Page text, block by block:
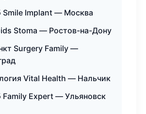
Implant — Москва
Stoma — Ростов-на-Дону
Surgery Family —
Vital Health — Нальчик
Expert — Ульяновск